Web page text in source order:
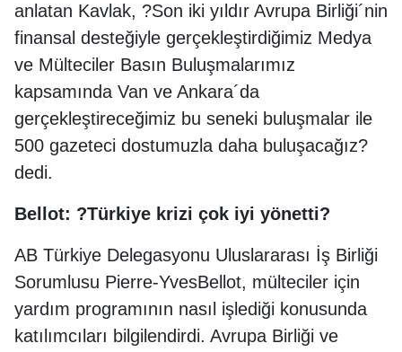
anlatan Kavlak, ?Son iki yıldır Avrupa Birliği´nin
finansal desteğiyle gerçekleştirdiğimiz Medya
ve Mülteciler Basın Buluşmalarımız
kapsamında Van ve Ankara´da
gerçekleştireceğimiz bu seneki buluşmalar ile
500 gazeteci dostumuzla daha buluşacağız?
dedi.
Bellot: ?Türkiye krizi çok iyi yönetti?
AB Türkiye Delegasyonu Uluslararası İş Birliği
Sorumlusu Pierre-YvesBellot, mülteciler için
yardım programının nasıl işlediği konusunda
katılımcıları bilgilendirdi. Avrupa Birliği ve